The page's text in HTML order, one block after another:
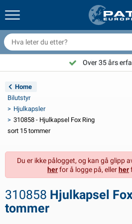
og utstyr
for tilhengere
Aspöck
Radex
LED
for tilhengere
og solcelleartikler
og 24V tilbehør
og topptrekk
& bobil eksteriør
& husbil interiør
til gass
tilbehør
og sjakler
og vedlikehold
& branntepper
produkter
Nederlands
Deutsch
English
Français
Suomalainen
Velg PAT
Over 35 års
Home
Bilutstyr
Hjulkapsler
310858 - Hjulkapsel Fox Ring
sort 15 tommer
Du er ikke pålogget, og kan gå glipp
herfor å logge på, ellerher
310858 Hjulkapsel
tommer